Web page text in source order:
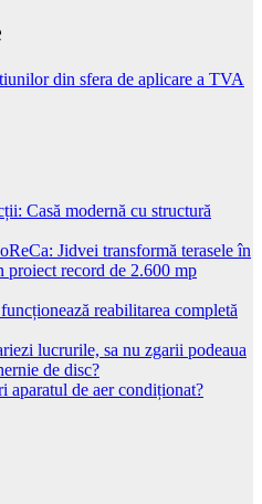
din sfera de aplicare a TVA
Casă modernă cu structură
Jidvei transformă terasele în
proiect record de 2.600 mp
reabilitarea completă
lucrurile, sa nu zgarii podeaua
de disc?
aparatul de aer condiționat?